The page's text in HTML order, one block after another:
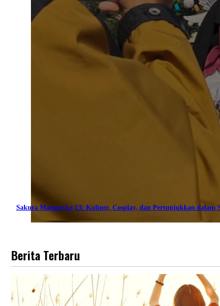
Sakura Matsuri ke-13: Kuliner, Cosplay, dan Pertunjukkan dalam
Berita Terbaru